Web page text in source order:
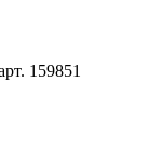
159851